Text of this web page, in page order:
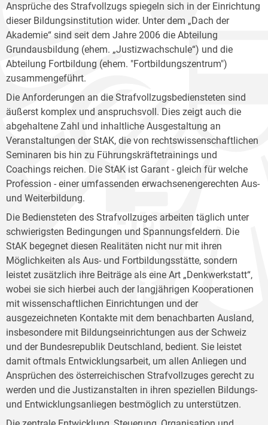
Ansprüche des Strafvollzugs spiegeln sich in der Einrichtung
dieser Bildungsinstitution wider. Unter dem „Dach der
Akademie“ sind seit dem Jahre 2006 die Abteilung
Grundausbildung (ehem. „Justizwachschule“) und die
Abteilung Fortbildung (ehem. "Fortbildungszentrum")
zusammengeführt.
Die Anforderungen an die Strafvollzugsbediensteten sind
äußerst komplex und anspruchsvoll. Dies zeigt auch die
abgehaltene Zahl und inhaltliche Ausgestaltung an
Veranstaltungen der StAK, die von rechtswissenschaftlichen
Seminaren bis hin zu Führungskräftetrainings und
Coachings reichen. Die StAK ist Garant - gleich für welche
Profession - einer umfassenden erwachsenengerechten Aus-
und Weiterbildung.
Die Bediensteten des Strafvollzuges arbeiten täglich unter
schwierigsten Bedingungen und Spannungsfeldern. Die
StAK begegnet diesen Realitäten nicht nur mit ihren
Möglichkeiten als Aus- und Fortbildungsstätte, sondern
leistet zusätzlich ihre Beiträge als eine Art „Denkwerkstatt“,
wobei sie sich hierbei auch der langjährigen Kooperationen
mit wissenschaftlichen Einrichtungen und der
ausgezeichneten Kontakte mit dem benachbarten Ausland,
insbesondere mit Bildungseinrichtungen aus der Schweiz
und der Bundesrepublik Deutschland, bedient. Sie leistet
damit oftmals Entwicklungsarbeit, um allen Anliegen und
Ansprüchen des österreichischen Strafvollzuges gerecht zu
werden und die Justizanstalten in ihren speziellen Bildungs-
und Entwicklungsanliegen bestmöglich zu unterstützen.